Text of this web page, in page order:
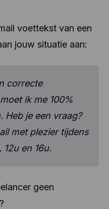
voettekst van een
jouw situatie aan:
correcte
ik me 100%
Heb je een vraag?
met plezier tijdens
en 16u.
geen